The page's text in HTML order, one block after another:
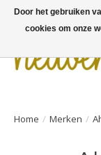
Home / Merken /
Door het gebruiken
cookies om onze